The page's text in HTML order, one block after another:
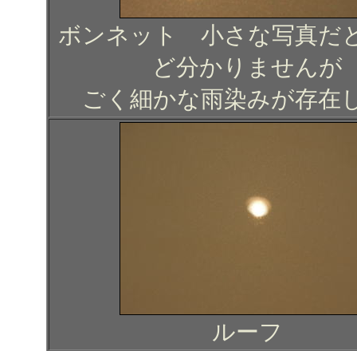
ボンネット 小さな写真だ
ど分かりませんが
ごく細かな雨染みが存在
ルーフ